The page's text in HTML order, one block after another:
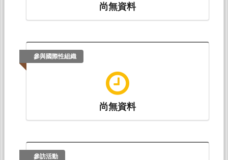
尚無資料
參與國際性組織
尚無資料
參訪活動